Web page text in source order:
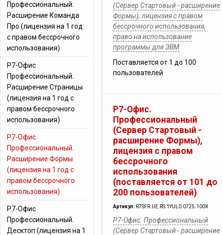
(Сервер Стартовый - расширение
Формы), лицензия с правом
бессрочного использования,
право на использование
программы для ЭВМ
Поставляется от 1 до 100
пользователей
Р7-Офис.
Профессиональный
(Сервер Стартовый -
расширение Формы),
лицензия с правом
бессрочного
использования
(поставляется от 101 до
200 пользователей)
Артикул: R7SFR.UE.RS.1YUL0.0725.100X
Р7-Офис. Профессиональный
(Сервер Стартовый - расширение
Профессиональный.
Расширение Команда
Про (лицензия на 1 год
с правом бессрочного
использования)
Р7-Офис
Профессиональный.
Расширение Страницы
(лицензия на 1 год с
правом бессрочного
использования)
Р7-Офис
Профессиональный.
Расширение Формы
(лицензия на 1 год с
правом бессрочного
использования)
Р7-Офис
Профессиональный.
Десктоп (лицензия на 1